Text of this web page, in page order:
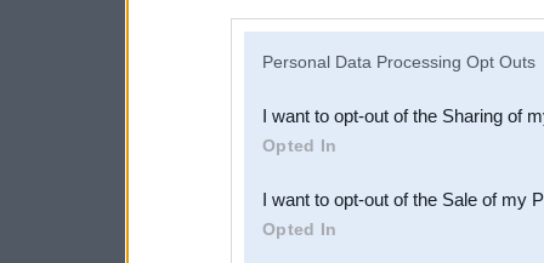
Downstream Participants
third parties.
Personal Data Processing Opt Outs
I want to opt-out of the Sharing of
Opted In
I want to opt-out of the Sale of my
Opted In